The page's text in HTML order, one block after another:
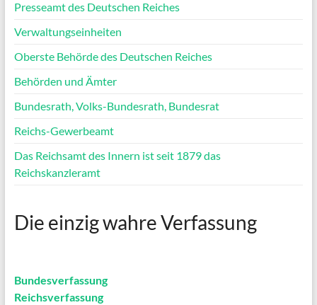
Presseamt des Deutschen Reiches
Verwaltungseinheiten
Oberste Behörde des Deutschen Reiches
Behörden und Ämter
Bundesrath, Volks-Bundesrath, Bundesrat
Reichs-Gewerbeamt
Das Reichsamt des Innern ist seit 1879 das
Reichskanzleramt
Die einzig wahre Verfassung
Bundesverfassung
Reichsverfassung